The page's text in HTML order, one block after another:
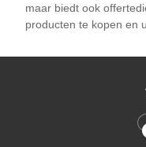
maar biedt ook
producten te kopen en